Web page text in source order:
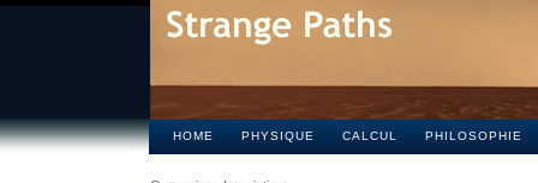
HOME PHYSIQUE CALCUL PHILOSOPHIE